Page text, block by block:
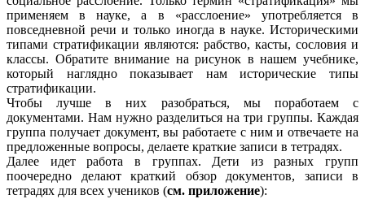
применяем в науке, а в «расслоение» употребляется в
повседневной речи и только иногда в науке. Историческими
типами стратификации являются: рабство, касты, сословия и
классы. Обратите внимание на рисунок в нашем учебнике,
который наглядно показывает нам исторические типы
стратификации.
Чтобы лучше в них разобраться, мы поработаем с
документами. Нам нужно разделиться на три группы. Каждая
группа получает документ, вы работаете с ним и отвечаете на
предложенные вопросы, делаете краткие записи в тетрадях.
Далее идет работа в группах. Дети из разных групп
поочередно делают краткий обзор документов, записи в
тетрадях для всех учеников (см. приложение):